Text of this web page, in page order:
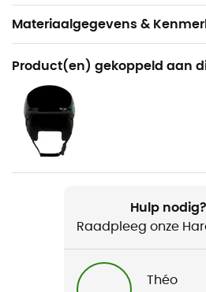
Materiaalgegevens &
Aanbevolen voor
Skiën / Snowboard
Voor
Heren / Dames
Product
Dubbel scherm
Extra scherm
Product(en) gekoppeld aan
Hulp nodig?
Raadpleeg onze
Théo